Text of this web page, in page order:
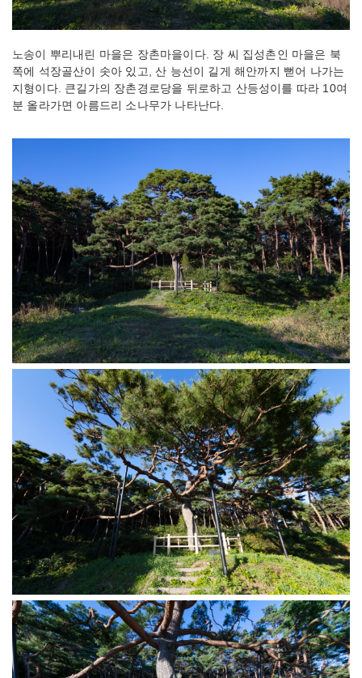
노송이 뿌리내린 마을은 장촌마을이다. 장 씨 집성촌인 마을은 북
쪽에 석장골산이 솟아 있고, 산 능선이 길게 해안까지 뻗어 나가는
지형이다. 큰길가의 장촌경로당을 뒤로하고 산등성이를 따라 10여
분 올라가면 아름드리 소나무가 나타난다.